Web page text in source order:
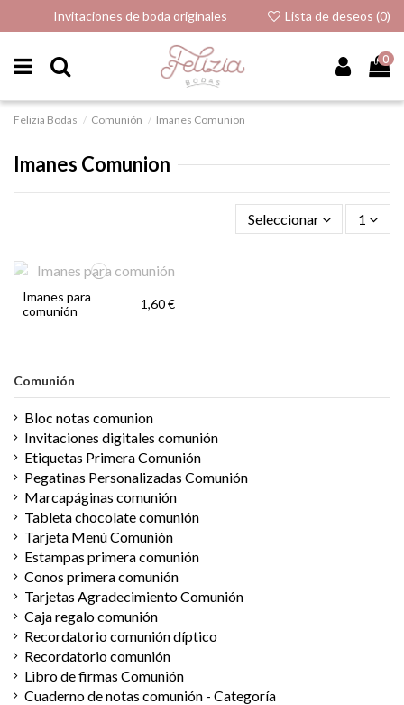
Invitaciones de boda originales Lista de deseos (0)
0
Felizia Bodas Comunión Imanes Comunion
Imanes Comunion
Seleccionar 1
Imanes para
comunión
1,60 €
Comunión
Bloc notas comunion
Invitaciones digitales comunión
Etiquetas Primera Comunión
Pegatinas Personalizadas Comunión
Marcapáginas comunión
Tableta chocolate comunión
Tarjeta Menú Comunión
Estampas primera comunión
Conos primera comunión
Tarjetas Agradecimiento Comunión
Caja regalo comunión
Recordatorio comunión díptico
Recordatorio comunión
Libro de firmas Comunión
Cuaderno de notas comunión - Categoría